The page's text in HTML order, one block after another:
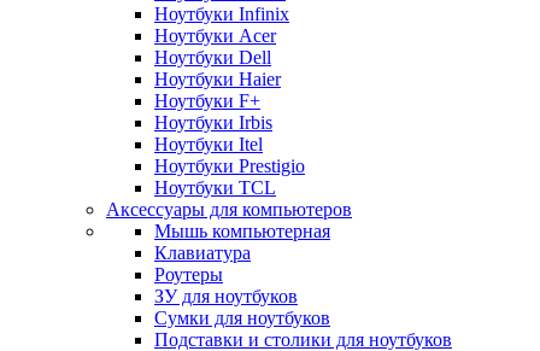
Ноутбуки Infinix
Ноутбуки Acer
Ноутбуки Dell
Ноутбуки Haier
Ноутбуки F+
Ноутбуки Irbis
Ноутбуки Itel
Ноутбуки Prestigio
Ноутбуки TCL
Аксессуары для компьютеров
Мышь компьютерная
Клавиатура
Роутеры
ЗУ для ноутбуков
Сумки для ноутбуков
Подставки и столики для ноутбуков